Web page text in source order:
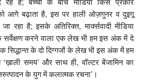
आगे बढ़ाता है, इस पर हाली ओज़गुनर व दुइगू
है; इसके अतिरिक्त, मार्क्सवादी मीडिया
सर्वेक्षण करने वाला एक लेख भी हम इस अंक में दे
सिद्धान्त के दो दिग्गजों के लेख भी इस अंक में हम
समय’ और साथ ही, वॉल्टर बेंजामिन का
के युग में कलात्मक रचना’।